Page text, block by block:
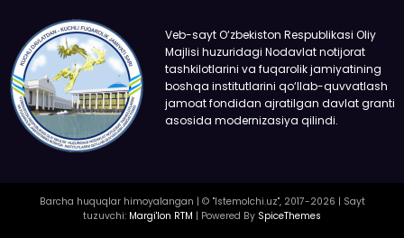
birlashmasi
Farg‘ona shahri, B.Marg‘inoniy ko‘chasi 77-uy
index: 150105
telefon: 73-2445198
E-mail: fargonakhb@mail.ru
___________________________
Majlisi huzuridagi Nodavlat notijorat
tashkilotlarini va fuqarolik jamiyatining